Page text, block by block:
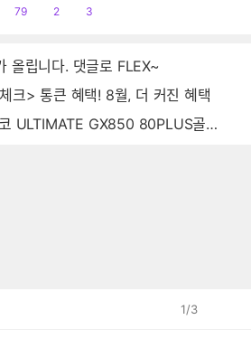
읽
79
공
2
댓
3
올립니다. 댓글로 FLEX~
크> 통큰 혜택! 8월, 더 커진 혜택
GX850 80PLUS골드 풀모듈러 ATX3.0 블랙
1/3